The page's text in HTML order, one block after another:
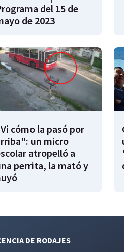
del 15 de
de 2023
cómo la pasó por
un micro
atropelló a
perrita, la mató y
DE RODAJES